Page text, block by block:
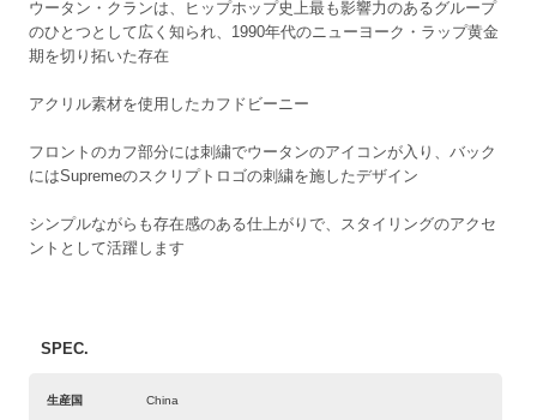
ウータン・クランは、ヒップホップ史上最も影響力のあるグループ
のひとつとして広く知られ、1990年代のニューヨーク・ラップ黄金
期を切り拓いた存在
アクリル素材を使用したカフドビーニー
フロントのカフ部分には刺繍でウータンのアイコンが入り、バック
にはSupremeのスクリプトロゴの刺繍を施したデザイン
シンプルながらも存在感のある仕上がりで、スタイリングのアクセ
ントとして活躍します
SPEC.
生産国 China